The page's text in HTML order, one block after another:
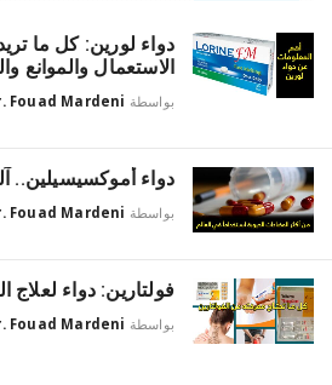
دواء لورين: كل ما
الاستعمال والموانع
بواسطة Fouad Mardeni
دواء أموكسيسيلين..
بواسطة Fouad Mardeni
فولتارين: دواء لعلاج
بواسطة Fouad Mardeni